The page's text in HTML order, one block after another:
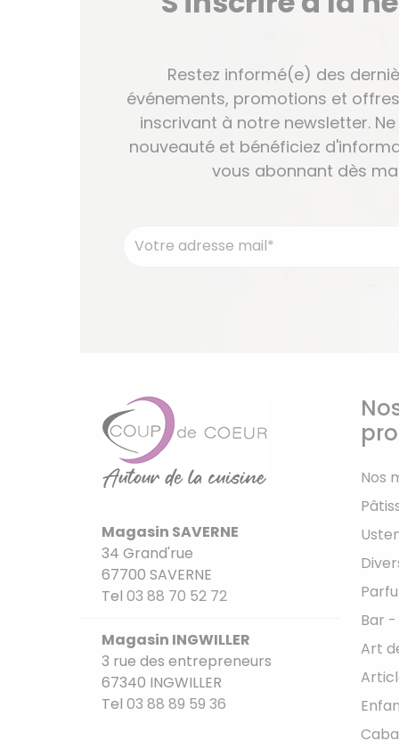
Restez informé(e) des
événements, promotions et
inscrivant à notre newsletter.
nouveauté et bénéficiez
vous abonnant dès
Magasin SAVERNE
34 Grand'rue
67700 SAVERNE
Tel 03 88 70 52 72
Magasin INGWILLER
3 rue des entrepreneurs
67340 INGWILLER
Tel 03 88 89 59 36
Nos
Bar -
Art